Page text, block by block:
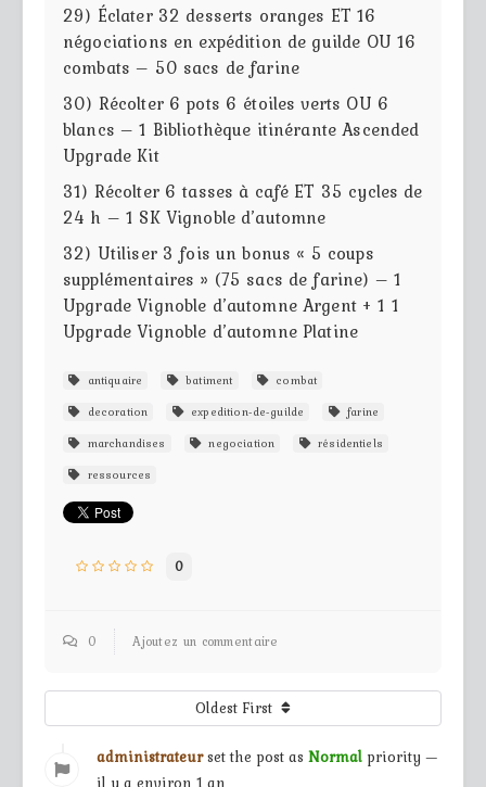
29) Éclater 32 desserts oranges ET 16
négociations en expédition de guilde OU 16
combats – 50 sacs de farine
30) Récolter 6 pots 6 étoiles verts OU 6
blancs – 1 Bibliothèque itinérante Ascended
Upgrade Kit
31) Récolter 6 tasses à café ET 35 cycles de
24 h – 1 SK Vignoble d’automne
32) Utiliser 3 fois un bonus « 5 coups
supplémentaires » (75 sacs de farine) – 1
Upgrade Vignoble d’automne Argent + 1 1
Upgrade Vignoble d’automne Platine
antiquaire batiment
combat
decoration
expedition-de-guilde
farine
marchandises
negociation
résidentiels
ressources
0
0 Ajoutez un commentaire
Oldest First
administrateur set the post as Normal priority —